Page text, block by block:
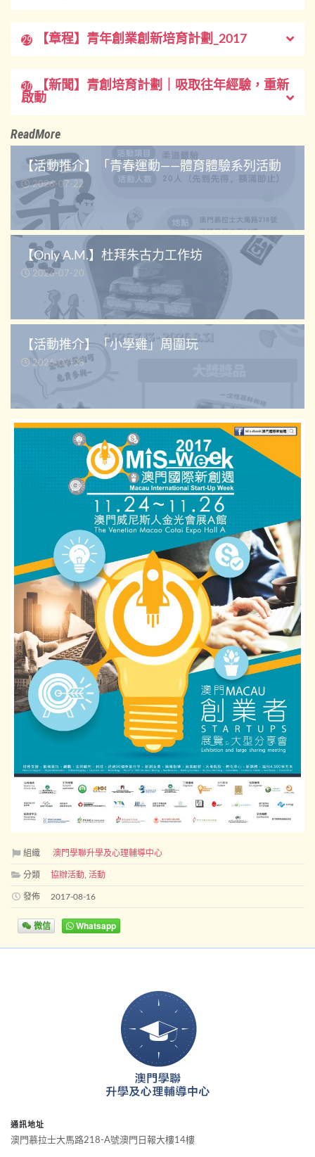
29 【章程】青年創業創新培育計劃_2017
30
【新聞】青創培育計劃｜吸取往年經驗，重新
啟動
ReadMore
【活動推介】「青春運動——體育體驗系列活動
2026-07-22
【Only A.M.】杜拜朱古力工作坊
2026-07-20
【活動推介】「小學雞」周圍玩
2026-07-08
組織 澳門學聯升學及心理輔導中心
分類 協辦活動 活動
發佈 2017-08-16
微信 Whatsapp
通訊地址
澳門慕拉士大馬路218-A號澳門日報大樓14樓